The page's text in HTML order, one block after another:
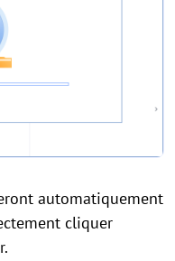
automatiquement
cliquer